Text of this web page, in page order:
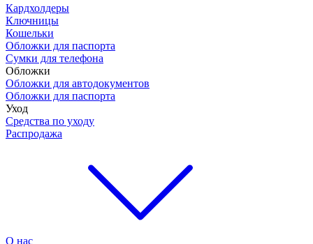
Кардхолдеры
Ключницы
Кошельки
Обложки для паспорта
Сумки для телефона
Обложки
Обложки для автодокументов
Обложки для паспорта
Уход
Средства по уходу
Распродажа
О нас